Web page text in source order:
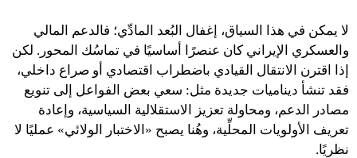
لا يمكن في هذا السياق، إغفال البُعد المادِّي؛ فالدعم المالي
والعسكري الإيراني كان عنصرًا أساسيًا في تماسُك المحور. لكن
إذا اقترن الانتقال القيادي باضطراب اقتصادي أو صراع داخلي،
فقد تنشأ ديناميات جديدة مثل: سعي بعض الفواعل إلى تنويع
مصادر الدعم، ومحاولة تعزيز الاستقلالية السياسية، وإعادة
تعريف الأولويات المحلِّية، وهُنا يصبح «الاختبار الولائي» عمليًا لا
نظريًا.